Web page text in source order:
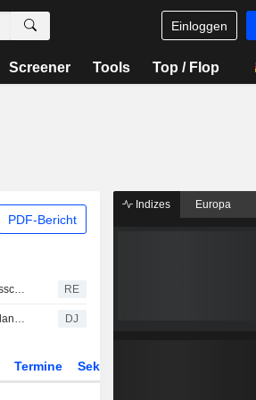
Einloggen
Screener Tools Top / Flop
PDF-Bericht
Deutschlands Aumovio setzt sich 30%-Ausschüttungsziel, Dividende für 2026 wohl unwahrscheinlich RE
MARKO TALK/Pkw-Produktion in Deutschland sinkt im Juli DJ
Termine Sektor
Indizes Europa